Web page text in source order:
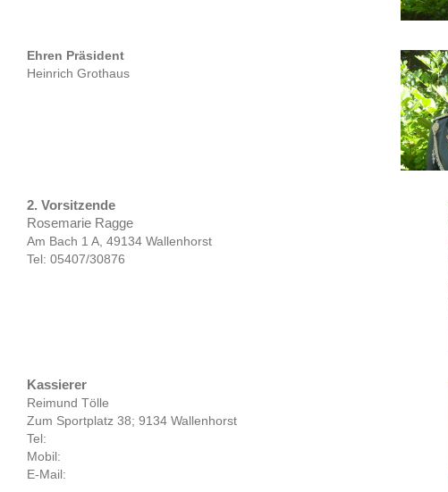
Ehren Präsident
Heinrich Grothaus
2. Vorsitzende
Rosemarie Ragge
Am Bach 1 A, 49134 Wallenhorst
Tel: 05407/30876
Kassierer
Reimund Tölle
Zum Sportplatz 38; 9134 Wallenhorst
Tel:
Mobil:
E-Mail: